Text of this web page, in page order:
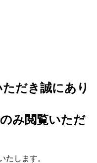
だき誠にあり
み閲覧いただ
たします。